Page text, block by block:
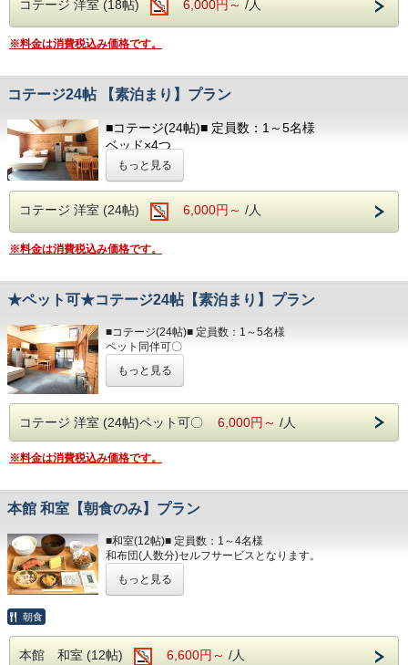
歯ブラシ
T字カミソリ
ヘアーブラシ
■ランドリー■
ます。
ヘアドライヤー / 電気ポッド / 冷暖房完備
■アメニティ■
フロント向かいのアメニティバイキングコーナーに
てご用意しております。
必要なものをお持ちください。
歯ブラシ
T字カミソリ
ヘアーブラシ
■ランドリー■
ます。
コテージ 洋室 (18帖) 6,000円～ /人
※料金は消費税込み価格です。
コテージ24帖 【素泊まり】プラン
■コテージ(24帖)■ 定員数：1～5名様
ベッド×4つ
ソファベッド×1つ
キッチン / 調理器具 / 食器 / 冷蔵庫 / 電子レンジ
座付）
ヘアドライヤー / 電気ポッド / 冷暖房完備
フェイスタオル / バスタオル
ボディソープ / シャンプー
以下のアメニティは、
フロント向かいのアメニティバイキングコーナーに
てご用意しております。
必要なものをお持ちください。
部屋着(セパレートタイプ)
歯ブラシ
T字カミソリ
ヘアーブラシ
■ランドリー■
コテージ棟付近に、無料の縦型ランドリーがござい
ます。
もっと見る
コテージ 洋室 (24帖) 6,000円～ /人
※料金は消費税込み価格です。
★ペット可★コテージ24帖【素泊まり】プラン
■コテージ(24帖)■ 定員数：1～5名様
ペット同伴可〇
地にて別途頂戴
いたします。ご宿泊は、わんちゃん・ねこちゃんに限りま
す。
最大3頭までご宿泊可能です。
ペット用品の備え付けはございませんので、必ずご用意し
ていただきますよう
お願いいたします。
ベッド×4つ
ソファベッド×1つ
テレビ / 洗面所 / お風呂 / 洋式トイレ（温水洗浄便座付）
ヘアドライヤー / 電気ポッド / 冷暖房完備
■アメニティ■
フェイスタオル / バスタオル
以下のアメニティは、
フロント向かいのアメニティバイキングコーナーにてご用意
もっと見る
コテージ 洋室 (24帖)ペット可〇 6,000円～ /人
※料金は消費税込み価格です。
本館 和室【朝食のみ】プラン
■和室(12帖)■ 定員数：1～4名様
和布団(人数分)セルフサービスとなります。
洋式トイレ（温水洗浄便座付） / 洗面所
冷蔵庫 / テレビ
■アメニティ■
もっと見る
朝食
本館 和室 (12帖) 6,600円～ /人